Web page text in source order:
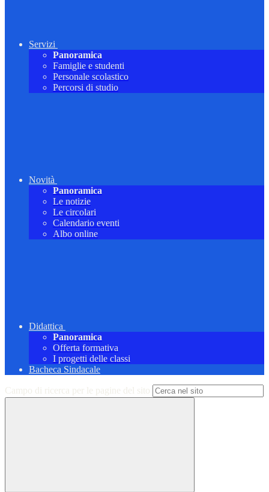
Servizi
Panoramica
Famiglie e studenti
Personale scolastico
Percorsi di studio
Novità
Panoramica
Le notizie
Le circolari
Calendario eventi
Albo online
Didattica
Panoramica
Offerta formativa
I progetti delle classi
Bacheca Sindacale
Campo di ricerca per le pagine del sito